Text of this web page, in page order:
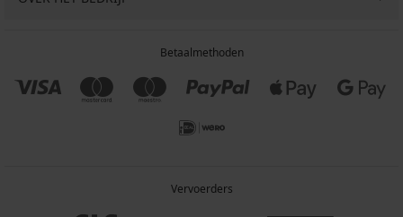
Betaalmethoden
Vervoerders